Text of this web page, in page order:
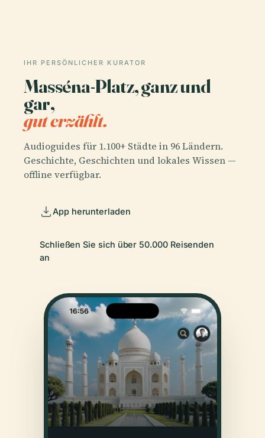
IHR PERSÖNLICHER KURATOR
Masséna-Platz, ganz und
gar,
gut erzählt.
Audioguides für 1.100+ Städte in 96 Ländern.
Geschichte, Geschichten und lokales Wissen —
offline verfügbar.
App herunterladen
Schließen Sie sich über 50.000 Reisenden
an